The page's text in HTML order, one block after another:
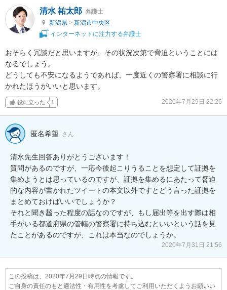
清水 祐太郎 弁護士
新潟県 > 新潟市中央区
インターネットに注力する弁護士
おそらく冗談だと思いますが、その状況次第で脅迫ということには
なるでしょう。
どうしても不安になるようであれば、一度近くの警察署に相談に行
かれたほうがいいと思います。
役に立った 1 2020年7月29日 22:26
匿名希望 さん
清水先生回答ありがとうございます！
質問があるのですが、一応今後起こりうることを想定して証拠を
集めようとは思っているのですが、証拠を集めるにあたって脅迫
的な内容が書かれたツイートの本文以外ですとどう言った証拠を
まとめておけばいいでしょうか？
それと聞き齧った程度の話なのですが、もし届出等を出す際は相
手がいる都道府県の管轄の警察署に持ち込むといいという話を見
たことがあるのですが、これは本当なのでしょうか。
2020年7月31日 21:56
この投稿は、2020年7月29日時点の情報です。
ご自身の責任のもと適法性・有用性を考慮してご利用いただくようお願いい